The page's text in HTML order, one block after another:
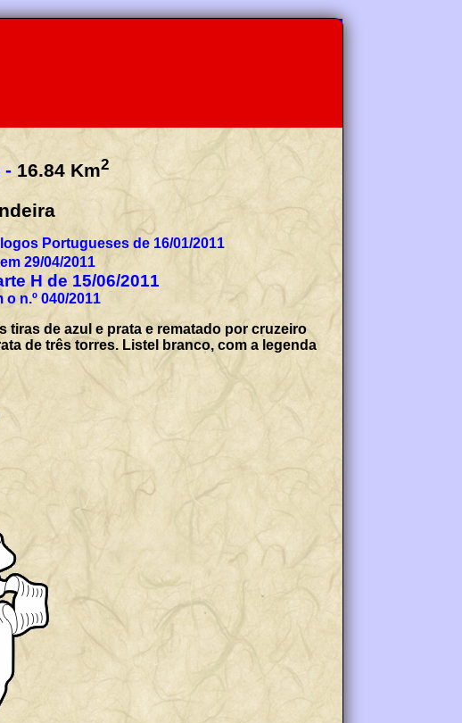
- 16.84 Km2
Portugueses de 16/01/2011
29/04/2011
H de 15/06/2011
n.º 040/2011
tiras de azul e prata e rematado por cruzeiro
de três torres. Listel branco, com a legenda